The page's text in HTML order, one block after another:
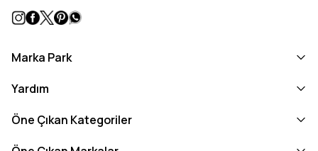
Marka Park
Yardım
Öne Çıkan Kategoriler